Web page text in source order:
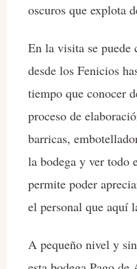
oscuros que explota
En la visita se
desde los Fenicios
tiempo que conocer
proceso de
barricas,
la bodega y ver todo
permite poder
el personal que aquí
A pequeño nivel y